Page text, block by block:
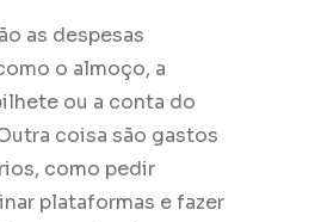
as despesas
o almoço, a
ou a conta do
coisa são gastos
como pedir
plataformas e fazer